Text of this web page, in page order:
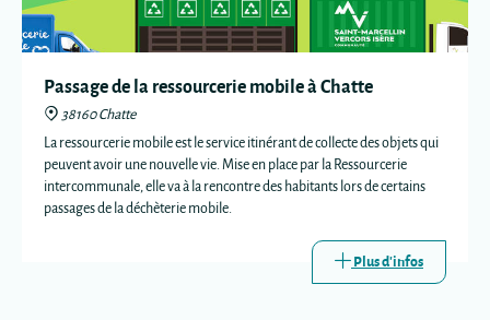
Passage de la ressourcerie mobile à Chatte
38160 Chatte
La ressourcerie mobile est le service itinérant de collecte des objets qui
peuvent avoir une nouvelle vie. Mise en place par la Ressourcerie
intercommunale, elle va à la rencontre des habitants lors de certains
passages de la déchèterie mobile.
Plus d'infos